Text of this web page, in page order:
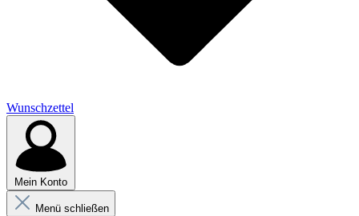
Wunschzettel
Mein Konto
Menü schließen